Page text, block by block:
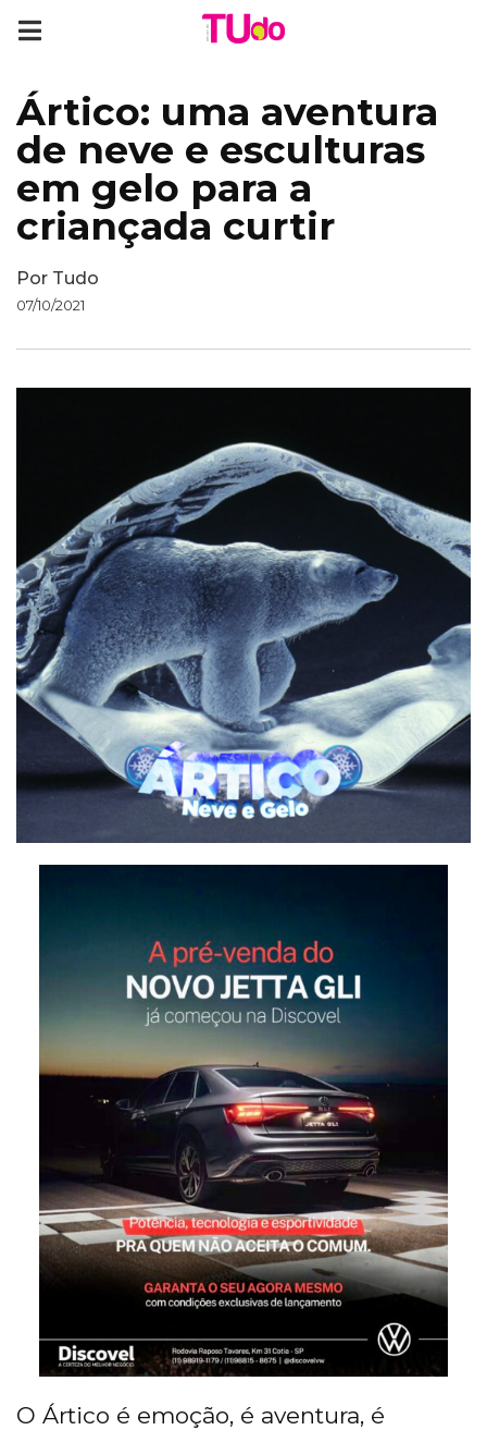
Ártico: uma aventura
de neve e esculturas
em gelo para a
criançada curtir
Por Tudo
07/10/2021
O Ártico é emoção, é aventura, é